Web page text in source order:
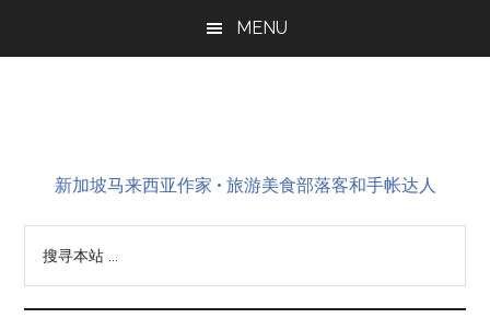
MENU
新加坡马来西亚作家 • 旅游美食部落客和手帐达人